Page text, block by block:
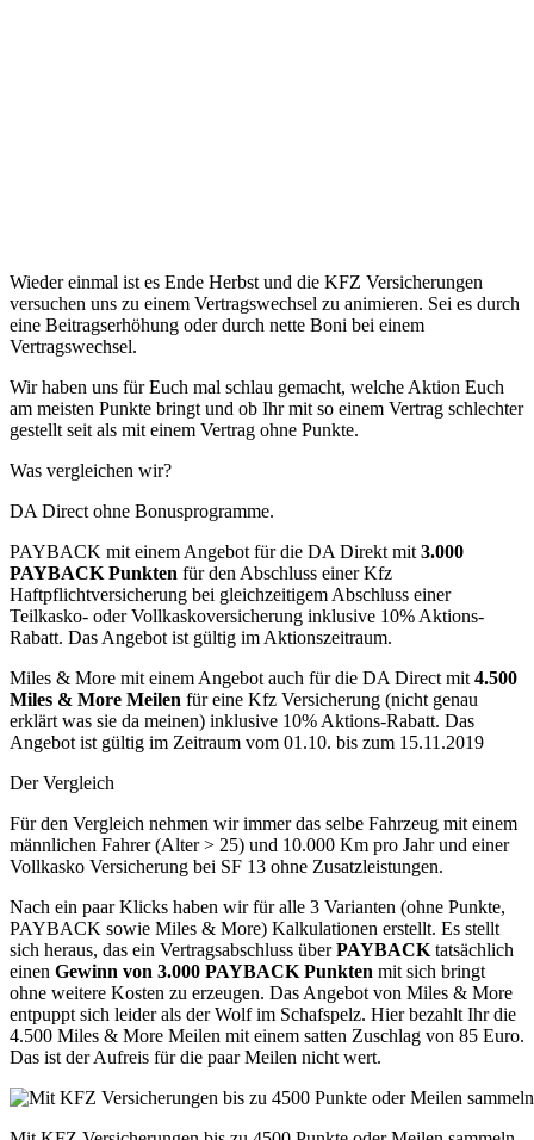
Wieder einmal ist es Ende Herbst und die KFZ Versicherungen
versuchen uns zu einem Vertragswechsel zu animieren. Sei es durch
eine Beitragserhöhung oder durch nette Boni bei einem
Vertragswechsel.
Wir haben uns für Euch mal schlau gemacht, welche Aktion Euch
am meisten Punkte bringt und ob Ihr mit so einem Vertrag schlechter
gestellt seit als mit einem Vertrag ohne Punkte.
Was vergleichen wir?
DA Direct ohne Bonusprogramme.
PAYBACK mit einem Angebot für die DA Direkt mit 3.000
PAYBACK Punkten für den Abschluss einer Kfz
Haftpflichtversicherung bei gleichzeitigem Abschluss einer
Teilkasko- oder Vollkaskoversicherung inklusive 10% Aktions-
Rabatt. Das Angebot ist gültig im Aktionszeitraum.
Miles & More mit einem Angebot auch für die DA Direct mit 4.500
Miles & More Meilen für eine Kfz Versicherung (nicht genau
erklärt was sie da meinen) inklusive 10% Aktions-Rabatt. Das
Angebot ist gültig im Zeitraum vom 01.10. bis zum 15.11.2019
Der Vergleich
Für den Vergleich nehmen wir immer das selbe Fahrzeug mit einem
männlichen Fahrer (Alter > 25) und 10.000 Km pro Jahr und einer
Vollkasko Versicherung bei SF 13 ohne Zusatzleistungen.
Nach ein paar Klicks haben wir für alle 3 Varianten (ohne Punkte,
PAYBACK sowie Miles & More) Kalkulationen erstellt. Es stellt
sich heraus, das ein Vertragsabschluss überPAYBACK tatsächlich
einen Gewinn von 3.000 PAYBACK Punkten mit sich bringt
ohne weitere Kosten zu erzeugen. Das Angebot von Miles & More
entpuppt sich leider als der Wolf im Schafspelz. Hier bezahlt Ihr die
4.500 Miles & More Meilen mit einem satten Zuschlag von 85 Euro.
Das ist der Aufreis für die paar Meilen nicht wert.